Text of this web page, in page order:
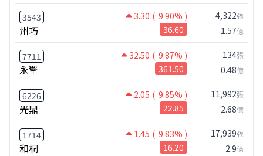
3543 3.30 ( 9.90% )
州巧 36.60
4,322張
1.57億
7711 32.50 ( 9.87% )
永擎 361.50
134張
0.48億
6226 2.05 ( 9.85% )
光鼎 22.85
11,992張
2.68億
1714 1.45 ( 9.83% )
和桐 16.20
17,939張
2.9億